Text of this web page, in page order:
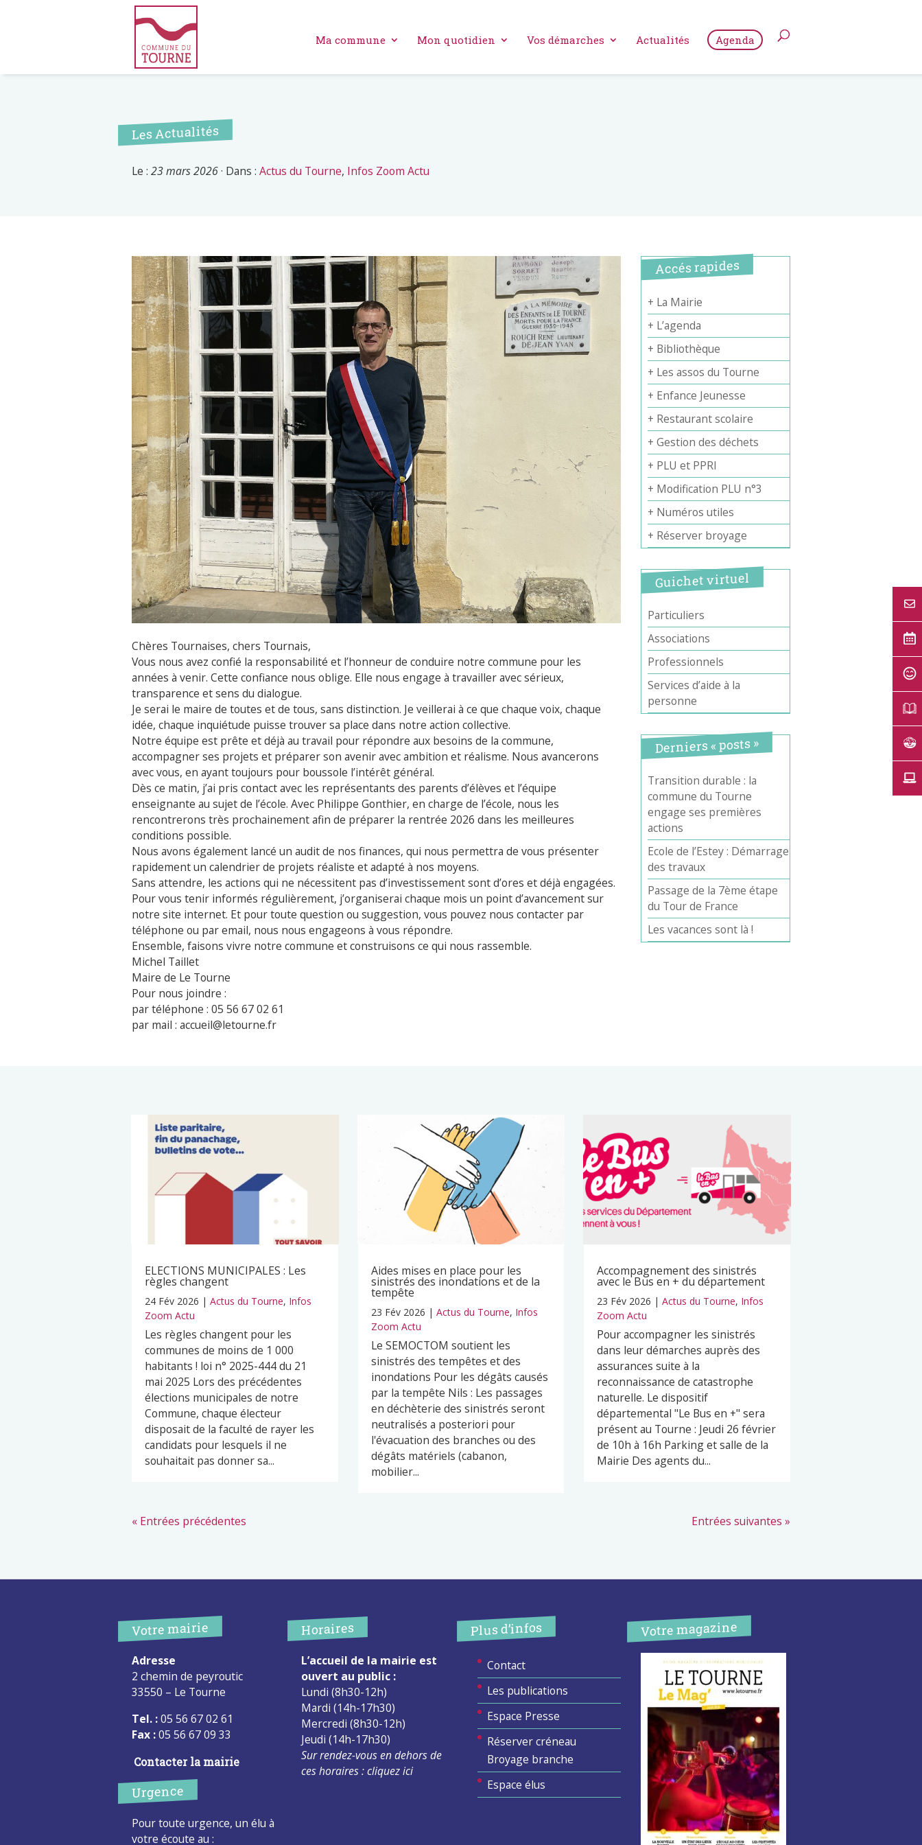
Ma commune Mon quotidien Vos démarches Actualités Agenda
Les Actualités
Le : 23 mars 2026· Dans : Actus du Tourne, Infos Zoom Actu
Chères Tournaises, chers Tournais,
Vous nous avez confié la responsabilité et l’honneur de conduire notre commune pour les
années à venir. Cette confiance nous oblige. Elle nous engage à travailler avec sérieux,
transparence et sens du dialogue.
Je serai le maire de toutes et de tous, sans distinction. Je veillerai à ce que chaque voix, chaque
idée, chaque inquiétude puisse trouver sa place dans notre action collective.
Notre équipe est prête et déjà au travail pour répondre aux besoins de la commune,
accompagner ses projets et préparer son avenir avec ambition et réalisme. Nous avancerons
avec vous, en ayant toujours pour boussole l’intérêt général.
Dès ce matin, j’ai pris contact avec les représentants des parents d’élèves et l’équipe
enseignante au sujet de l’école. Avec Philippe Gonthier, en charge de l’école, nous les
rencontrerons très prochainement afin de préparer la rentrée 2026 dans les meilleures
conditions possible.
Nous avons également lancé un audit de nos finances, qui nous permettra de vous présenter
rapidement un calendrier de projets réaliste et adapté à nos moyens.
Sans attendre, les actions qui ne nécessitent pas d’investissement sont d’ores et déjà engagées.
Pour vous tenir informés régulièrement, j’organiserai chaque mois un point d’avancement sur
notre site internet. Et pour toute question ou suggestion, vous pouvez nous contacter par
téléphone ou par email, nous nous engageons à vous répondre.
Ensemble, faisons vivre notre commune et construisons ce qui nous rassemble.
Michel Taillet
Maire de Le Tourne
Pour nous joindre :
par téléphone : 05 56 67 02 61
par mail : accueil@letourne.fr
Accés rapides
+ La Mairie
+ L’agenda
+ Bibliothèque
+ Les assos du Tourne
+ Enfance Jeunesse
+ Restaurant scolaire
+ Gestion des déchets
+ PLU et PPRI
+ Modification PLU n°3
+ Numéros utiles
+ Réserver broyage
Guichet virtuel
Particuliers
Associations
Professionnels
Services d’aide à la
personne
Derniers « posts »
Transition durable : la
commune du Tourne
engage ses premières
actions
Ecole de l’Estey : Démarrage
des travaux
Passage de la 7ème étape
du Tour de France
Les vacances sont là !
ELECTIONS MUNICIPALES : Les
règles changent
24 Fév 2026 | Actus du Tourne, Infos
Zoom Actu
Les règles changent pour les
communes de moins de 1 000
habitants ! loi n° 2025-444 du 21
mai 2025 Lors des précédentes
élections municipales de notre
Commune, chaque électeur
disposait de la faculté de rayer les
candidats pour lesquels il ne
souhaitait pas donner sa...
Aides mises en place pour les
sinistrés des inondations et de la
tempête
23 Fév 2026 | Actus du Tourne, Infos
Zoom Actu
Le SEMOCTOM soutient les
sinistrés des tempêtes et des
inondations Pour les dégâts causés
par la tempête Nils : Les passages
en déchèterie des sinistrés seront
neutralisés a posteriori pour
l'évacuation des branches ou des
dégâts matériels (cabanon,
mobilier...
Accompagnement des sinistrés
avec le Bus en + du département
23 Fév 2026 |Actus du Tourne, Infos
Zoom Actu
Pour accompagner les sinistrés
dans leur démarches auprès des
assurances suite à la
reconnaissance de catastrophe
naturelle. Le dispositif
départemental "Le Bus en +" sera
présent au Tourne : Jeudi 26 février
de 10h à 16h Parking et salle de la
Mairie Des agents du...
« Entrées précédentes Entrées suivantes »
Votre mairie
Adresse
2 chemin de peyroutic
33550 – Le Tourne
Tel. :05 56 67 02 61
Fax :05 56 67 09 33
Contacter la mairie
Urgence
Pour toute urgence, un élu à
votre écoute au :
Horaires
L’accueil de la mairie est
ouvert au public :
Lundi (8h30-12h)
Mardi (14h-17h30)
Mercredi (8h30-12h)
Jeudi (14h-17h30)
Sur rendez-vous en dehors de
ces horaires :cliquez ici
Plus d’infos
Contact
Les publications
Espace Presse
Réserver créneau
Broyage branche
Espace élus
Votre magazine